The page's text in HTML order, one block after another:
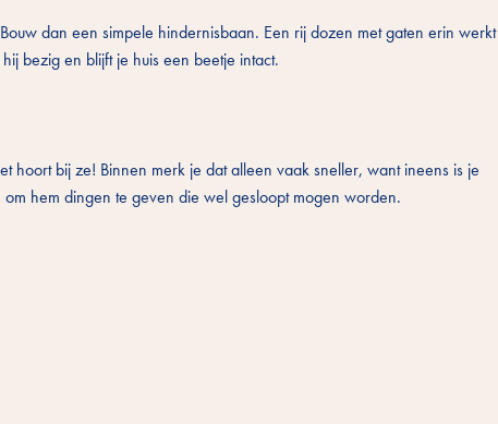
dan een simpele hindernisbaan. Een rij dozen met gaten erin werkt
bezig en blijft je huis een beetje intact.
bij ze! Binnen merk je dat alleen vaak sneller, want ineens is je
hem dingen te geven die wel gesloopt mogen worden.